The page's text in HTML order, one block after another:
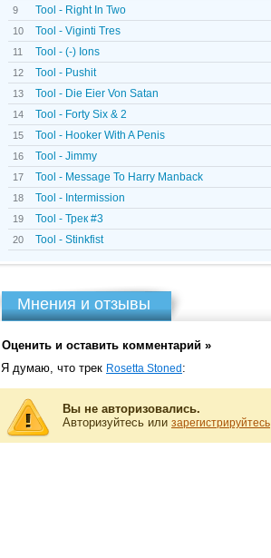
9
Tool - Right In Two
10
Tool - Viginti Tres
11
Tool - (-) Ions
12
Tool - Pushit
13
Tool - Die Eier Von Satan
14
Tool - Forty Six & 2
15
Tool - Hooker With A Penis
16
Tool - Jimmy
17
Tool - Message To Harry Manback
18
Tool - Intermission
19
Tool - Трек #3
20
Tool - Stinkfist
Мнения и отзывы
Оценить и оставить комментарий »
Я думаю, что трек Rosetta Stoned :
Вы не авторизовались.
Авторизуйтесь или зарегистрируйтесь